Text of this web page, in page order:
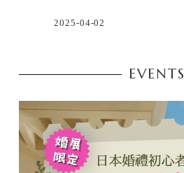
2025-04-02
EVENTS